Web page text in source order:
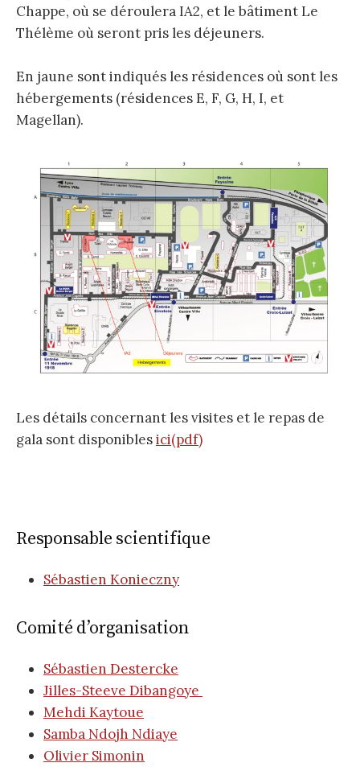
Chappe, où se déroulera IA2, et le bâtiment Le
Thélème où seront pris les déjeuners.
En jaune sont indiqués les résidences où sont les
hébergements (résidences E, F, G, H, I, et
Magellan).
Les détails concernant les visites et le repas de
gala sont disponiblesici(pdf)
Responsable scientifique
Sébastien Konieczny
Comité d’organisation
Sébastien Destercke
Jilles-Steeve Dibangoye
Mehdi Kaytoue
Samba Ndojh Ndiaye
Olivier Simonin